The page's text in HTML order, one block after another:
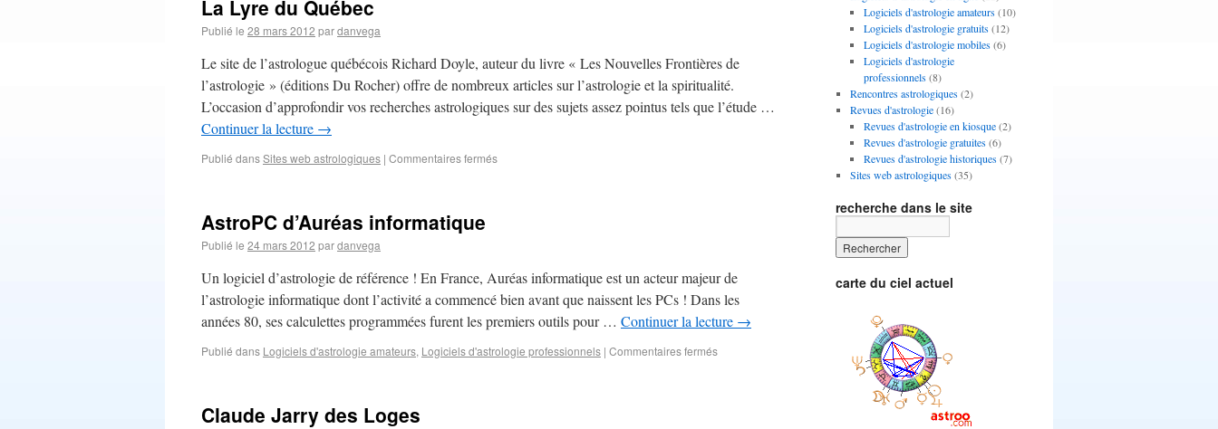
La Lyre du Québec
Publié le 28 mars 2012 pardanvega
Le site de l’astrologue québécois Richard Doyle, auteur du livre « Les Nouvelles Frontières de
l’astrologie » (éditions Du Rocher) offre de nombreux articles sur l’astrologie et la spiritualité.
L’occasion d’approfondir vos recherches astrologiques sur des sujets assez pointus tels que l’étude …
Continuer la lecture →
Publié dansSites web astrologiques | Commentaires fermés
AstroPC d’Auréas informatique
Publié le 24 mars 2012 pardanvega
Un logiciel d’astrologie de référence ! En France, Auréas informatique est un acteur majeur de
l’astrologie informatique dont l’activité a commencé bien avant que naissent les PCs ! Dans les
années 80, ses calculettes programmées furent les premiers outils pour … Continuer la lecture →
Publié dans Logiciels d'astrologie amateurs, Logiciels d'astrologie professionnels | Commentaires fermés
Claude Jarry des Loges
Logiciels d'astrologie amateurs(10)
Logiciels d'astrologie gratuits(12)
Logiciels d'astrologie mobiles(6)
Logiciels d'astrologie
professionnels(8)
Rencontres astrologiques(2)
Revues d'astrologie(16)
Revues d'astrologie en kiosque(2)
Revues d'astrologie gratuites(6)
Revues d'astrologie historiques(7)
Sites web astrologiques(35)
recherche dans le site
carte du ciel actuel